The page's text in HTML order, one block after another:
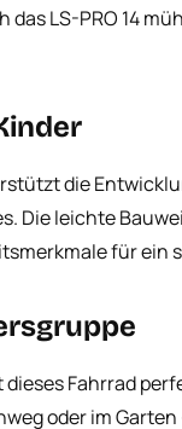
das LS-PRO 14
die
Die leichte
für ein
Fahrrad
oder im Garten